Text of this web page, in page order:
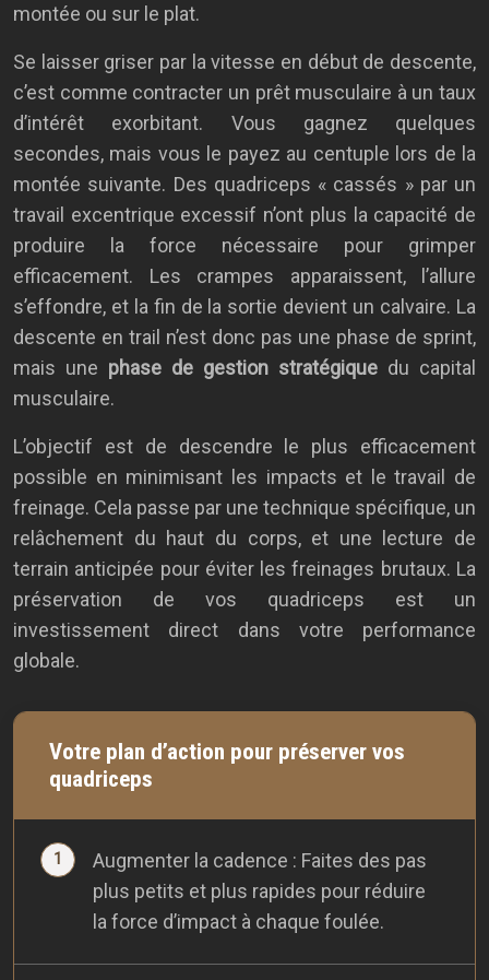
montée ou sur le plat.
Se laisser griser par la vitesse en début de descente,
c’est comme contracter un prêt musculaire à un taux
d’intérêt exorbitant. Vous gagnez quelques
secondes, mais vous le payez au centuple lors de la
montée suivante. Des quadriceps « cassés » par un
travail excentrique excessif n’ont plus la capacité de
produire la force nécessaire pour grimper
efficacement. Les crampes apparaissent, l’allure
s’effondre, et la fin de la sortie devient un calvaire. La
descente en trail n’est donc pas une phase de sprint,
mais une phase de gestion stratégique du capital
musculaire.
L’objectif est de descendre le plus efficacement
possible en minimisant les impacts et le travail de
freinage. Cela passe par une technique spécifique, un
relâchement du haut du corps, et une lecture de
terrain anticipée pour éviter les freinages brutaux. La
préservation de vos quadriceps est un
investissement direct dans votre performance
globale.
Votre plan d’action pour préserver vos
quadriceps
Augmenter la cadence : Faites des pas
plus petits et plus rapides pour réduire
la force d’impact à chaque foulée.